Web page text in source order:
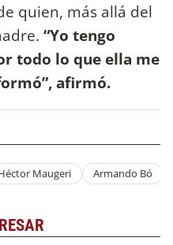
quien, más allá del
“Yo tengo
todo lo que ella me
afirmó.
Maugeri Armando Bó